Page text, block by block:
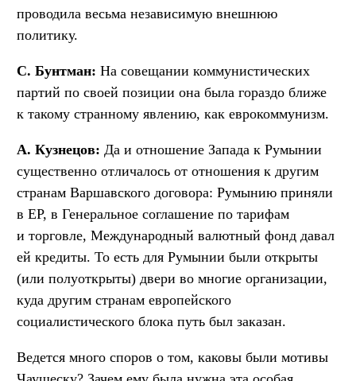
проводила весьма независимую внешнюю
политику.
С. Бунтман: На совещании коммунистических
партий по своей позиции она была гораздо ближе
к такому странному явлению, как еврокоммунизм.
А. Кузнецов: Да и отношение Запада к Румынии
существенно отличалось от отношения к другим
странам Варшавского договора: Румынию приняли
в ЕР, в Генеральное соглашение по тарифам
и торговле, Международный валютный фонд давал
ей кредиты. То есть для Румынии были открыты
(или полуоткрыты) двери во многие организации,
куда другим странам европейского
социалистического блока путь был заказан.
Ведется много споров о том, каковы были мотивы